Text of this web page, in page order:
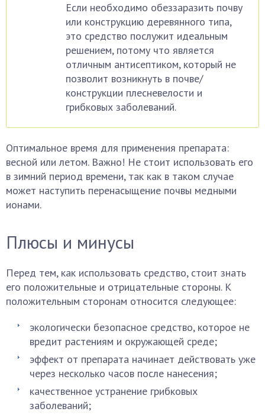
Если необходимо обеззаразить почву
или конструкцию деревянного типа,
это средство послужит идеальным
решением, потому что является
отличным антисептиком, который не
позволит возникнуть в почве/
конструкции плесневелости и
грибковых заболеваний.
Оптимальное время для применения препарата:
весной или летом. Важно! Не стоит использовать его
в зимний период времени, так как в таком случае
может наступить перенасыщение почвы медными
ионами.
Плюсы и минусы
Перед тем, как использовать средство, стоит знать
его положительные и отрицательные стороны. К
положительным сторонам относится следующее:
экологически безопасное средство, которое не
вредит растениям и окружающей среде;
эффект от препарата начинает действовать уже
через несколько часов после нанесения;
качественное устранение грибковых
заболеваний;